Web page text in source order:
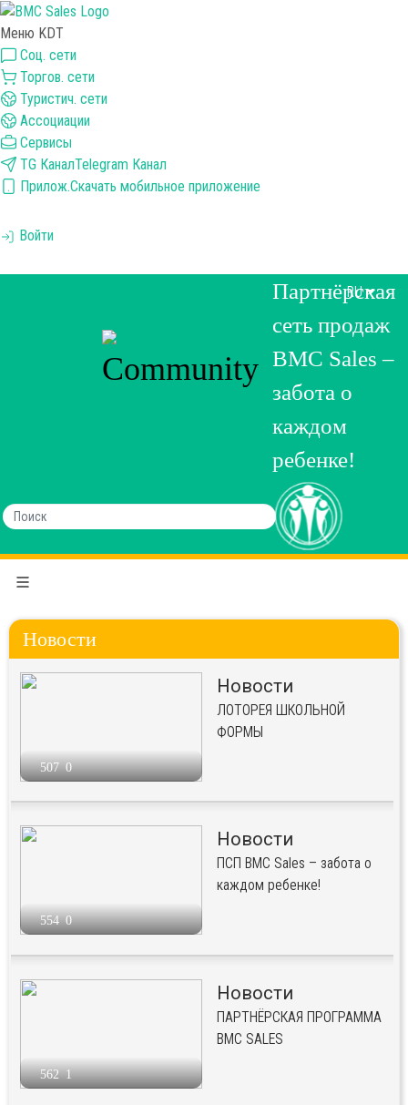
Меню KDT
Соц. сети
Торгов. сети
Туристич. сети
Ассоциации
Сервисы
TG КаналTelegram Канал
Прилож.Скачать мобильное приложение
Войти
Партнёрская
сеть продаж
BMC Sales –
забота о
каждом
ребенке!
RU
Новости
507 0
Новости
ЛОТОРЕЯ ШКОЛЬНОЙ
ФОРМЫ
554 0
Новости
ПСП BMC Sales – забота о
каждом ребенке!
562 1
Новости
ПАРТНЁРСКАЯ ПРОГРАММА
BMC SALES